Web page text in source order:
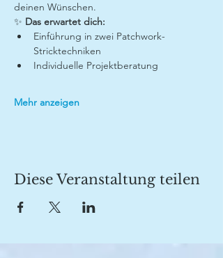
deinen Wünschen.
✨ Das erwartet dich:
Einführung in zwei Patchwork-
Stricktechniken
Individuelle Projektberatung
Mehr anzeigen
Diese Veranstaltung teilen